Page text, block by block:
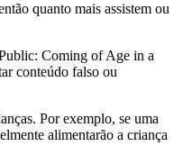
quanto mais assistem ou
Coming of Age in a
conteúdo falso ou
Por exemplo, se uma
alimentarão a criança